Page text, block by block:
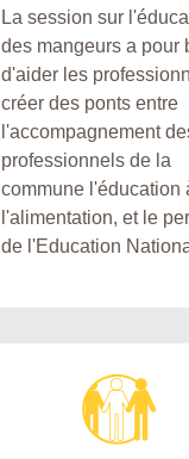
La session sur
des mangeurs a pour
d'aider les
créer des ponts entre
l'accompagnement
professionnels de la
commune l'éducation
l'alimentation, et le
de l'Education